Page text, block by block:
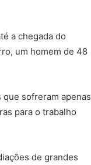
a chegada do
um homem de 48
sofreram apenas
para o trabalho
de grandes